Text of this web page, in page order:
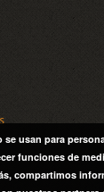
se usan para
funciones de
compartimos